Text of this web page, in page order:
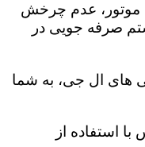
موتور، عدم چرخش
صرفه جویی در
های ال جی، به شما
استفاده از